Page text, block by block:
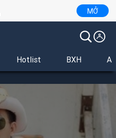
MỞ
Hotlist BXH